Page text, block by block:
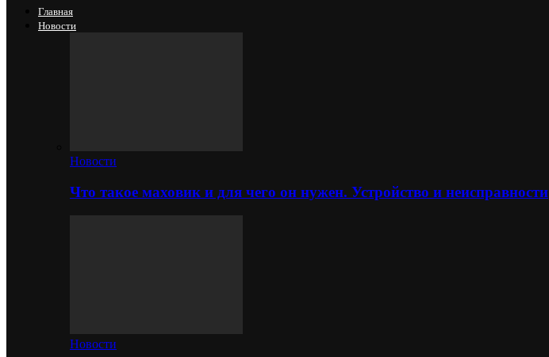
Главная
Новости
Новости
Что такое маховик и для чего он нужен. Устройство и неисправности
Новости